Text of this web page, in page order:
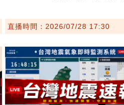
直播時間：2026/07/28 17:30